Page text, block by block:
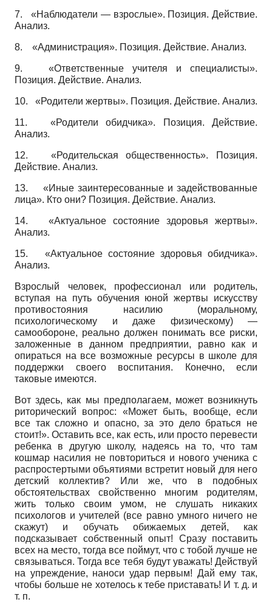
7.«Наблюдатели — взрослые». Позиция. Действие.
Анализ.
8. «Администрация». Позиция. Действие. Анализ.
9. «Ответственные учителя и специалисты».
Позиция. Действие. Анализ.
10. «Родители жертвы». Позиция. Действие. Анализ.
11. «Родители обидчика». Позиция. Действие.
Анализ.
12. «Родительская общественность». Позиция.
Действие. Анализ.
13. «Иные заинтересованные и задействованные
лица». Кто они? Позиция. Действие. Анализ.
14. «Актуальное состояние здоровья жертвы».
Анализ.
15. «Актуальное состояние здоровья обидчика».
Анализ.
Взрослый человек, профессионал или родитель,
вступая на путь обучения юной жертвы искусству
противостояния насилию (моральному,
психологическому и даже физическому) —
самообороне, реально должен понимать все риски,
заложенные в данном предприятии, равно как и
опираться на все возможные ресурсы в школе для
поддержки своего воспитания. Конечно, если
таковые имеются.
Вот здесь, как мы предполагаем, может возникнуть
риторический вопрос: «Может быть, вообще, если
все так сложно и опасно, за это дело браться не
стоит!». Оставить все, как есть, или просто перевести
ребенка в другую школу, надеясь на то, что там
кошмар насилия не повториться и нового ученика с
распростертыми объятиями встретит новый для него
детский коллектив? Или же, что в подобных
обстоятельствах свойственно многим родителям,
жить только своим умом, не слушать никаких
психологов и учителей (все равно умного ничего не
скажут) и обучать обижаемых детей, как
подсказывает собственный опыт! Сразу поставить
всех на место, тогда все поймут, что с тобой лучше не
связываться. Тогда все тебя будут уважать! Действуй
на упреждение, наноси удар первым! Дай ему так,
чтобы больше не хотелось к тебе приставать! И т. д. и
т. п.